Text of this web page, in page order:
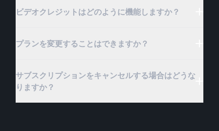
ビデオクレジットはどのように機能しますか？
プランを変更することはできますか？
サブスクリプションをキャンセルする場合はどうな
りますか？